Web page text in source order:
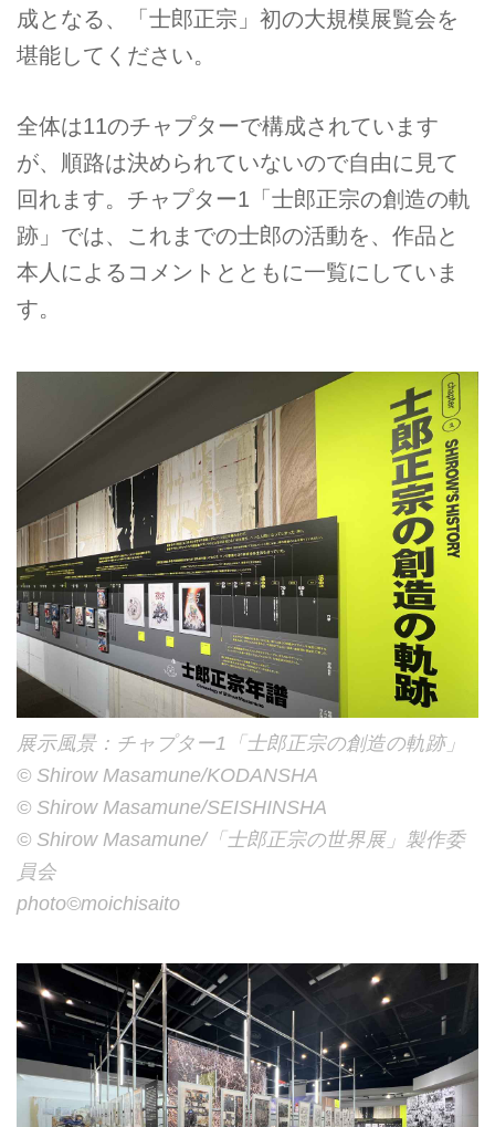
成となる、「士郎正宗」初の大規模展覧会を
堪能してください。
全体は11のチャプターで構成されています
が、順路は決められていないので自由に見て
回れます。チャプター1「士郎正宗の創造の軌
跡」では、これまでの士郎の活動を、作品と
本人によるコメントとともに一覧にしていま
す。
展示風景：チャプター1「士郎正宗の創造の軌跡」
©︎ Shirow Masamune/KODANSHA
©︎ Shirow Masamune/SEISHINSHA
©︎ Shirow Masamune/「士郎正宗の世界展」製作委
員会
photo©︎moichisaito